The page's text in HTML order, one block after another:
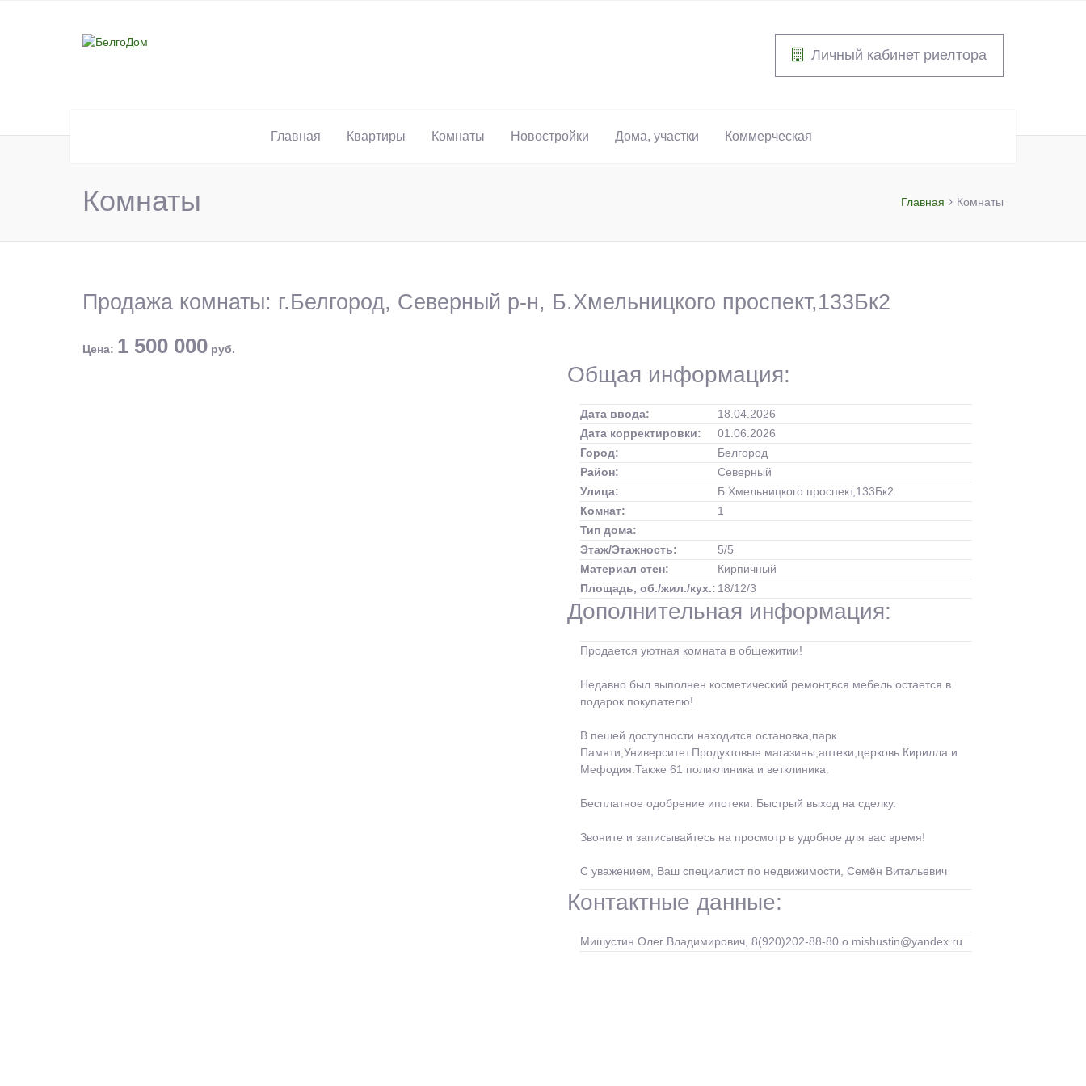
Личный кабинет риелтора
Главная Квартиры Комнаты Новостройки Дома, участки Коммерческая
Комнаты Главная Комнаты
Продажа комнаты: г.Белгород, Северный р-н, Б.Хмельницкого проспект,133Бк2
Цена: 1 500 000 руб.
Общая информация:
Дата ввода:
18.04.2026
Дата корректировки:
01.06.2026
Город:
Белгород
Район:
Северный
Улица:
Б.Хмельницкого проспект,133Бк2
Комнат:
1
Тип дома:
Этаж/Этажность:
5/5
Материал стен:
Кирпичный
Площадь, об./жил./кух.: 18/12/3
Дополнительная информация:
Продается уютная комната в общежитии!
Недавно был выполнен косметический ремонт,вся мебель остается в
подарок покупателю!
В пешей доступности находится остановка,парк
Памяти,Университет.Продуктовые магазины,аптеки,церковь Кирилла и
Мефодия.Также 61 поликлиника и ветклиника.
Бесплатное одобрение ипотеки. Быстрый выход на сделку.
Звоните и записывайтесь на просмотр в удобное для вас время!
С уважением, Ваш специалист по недвижимости, Семён Витальевич
Контактные данные:
Мишустин Олег Владимирович, 8(920)202-88-80 o.mishustin@yandex.ru